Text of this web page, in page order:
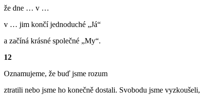
že dne … v …
v … jim končí jednoduché „Já“
a začíná krásné společné „My“.
12
Oznamujeme, že buď jsme rozum
ztratili nebo jsme ho konečně dostali. Svobodu jsme vyzkoušeli,